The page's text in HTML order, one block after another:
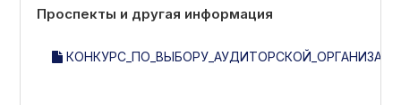
Проспекты и другая информация